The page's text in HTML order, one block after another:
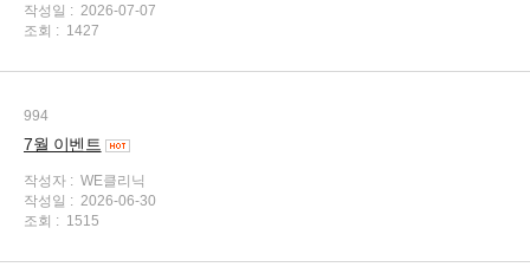
작성일 : 2026-07-07
조회 : 1427
994
7월 이벤트
작성자 : WE클리닉
작성일 : 2026-06-30
조회 : 1515